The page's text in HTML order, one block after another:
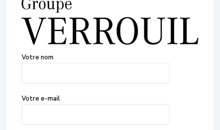
Votre nom
Votre e-mail